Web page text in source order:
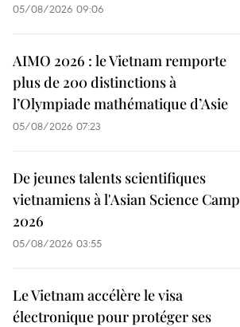
05/08/2026 09:06
AIMO 2026 : le Vietnam remporte
plus de 200 distinctions à
l’Olympiade mathématique d’Asie
05/08/2026 07:23
De jeunes talents scientifiques
vietnamiens à l'Asian Science Camp
2026
05/08/2026 03:55
Le Vietnam accélère le visa
électronique pour protéger ses